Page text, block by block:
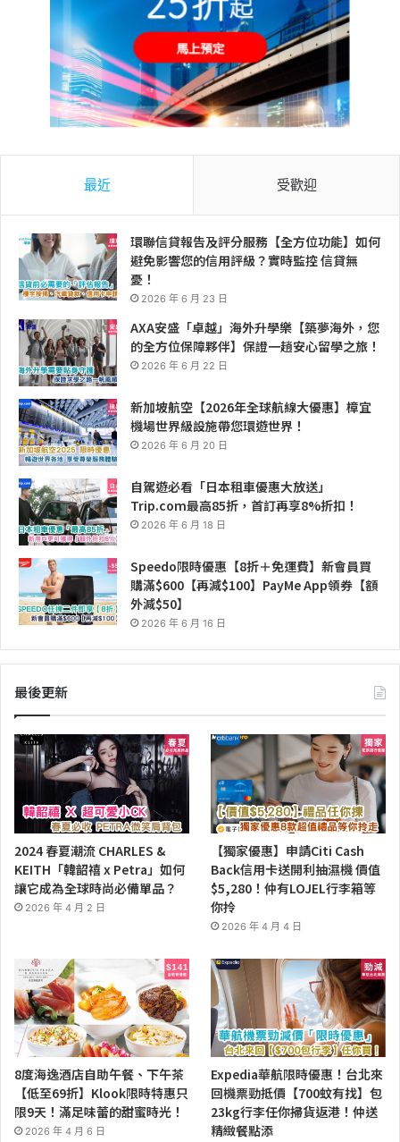
最近 受歡迎
環聯信貸報告及評分服務【全方位功能】如何
避免影響您的信用評級？實時監控 信貸無
憂！
2026 年 6 月 23 日
AXA安盛「卓越」海外升學樂【築夢海外，您
的全方位保障夥伴】保證一趟安心留學之旅！
2026 年 6 月 22 日
新加坡航空【2026年全球航線大優惠】樟宜
機場世界級設施帶您環遊世界！
2026 年 6 月 20 日
自駕遊必看「日本租車優惠大放送」
Trip.com最高85折，首訂再享8%折扣！
2026 年 6 月 18 日
Speedo限時優惠【8折＋免運費】新會員買
購滿$600【再減$100】PayMe App領券【額
外減$50】
2026 年 6 月 16 日
最後更新
2024 春夏潮流 CHARLES &
KEITH「韓韶禧 x Petra」如何
讓它成為全球時尚必備單品？
2026 年 4 月 2 日
【獨家優惠】申請Citi Cash
Back信用卡送開利抽濕機 價值
$5,280！仲有LOJEL行李箱等
你拎
2026 年 4 月 4 日
8度海逸酒店自助午餐、下午茶
【低至69折】Klook限時特惠只
限9天！滿足味蕾的甜蜜時光！
2026 年 4 月 6 日
Expedia華航限時優惠！台北來
回機票勁抵價【700蚊有找】包
23kg行李任你掃貨返港！仲送
精緻餐點添